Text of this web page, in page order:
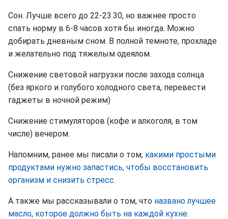
Сон. Лучше всего до 22-23.30, но важнее просто
спать норму в 6-8 часов хотя бы иногда. Можно
добирать дневным сном. В полной темноте, прохладе
и желательно под тяжелым одеялом.
Снижение световой нагрузки после захода солнца
(без яркого и голубого холодного света, перевести
гаджеты в ночной режим)
Снижение стимуляторов (кофе и алкоголя, в том
числе) вечером.
Напомним, ранее мы писали о том, какими простыми
продуктами нужно запастись, чтобы восстановить
организм и снизить стресс.
А также мы рассказывали о том, что названо лучшее
масло, которое должно быть на каждой кухне.